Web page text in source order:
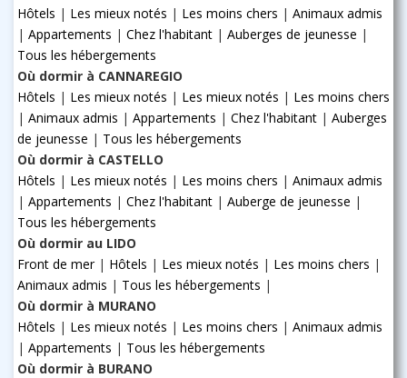
Hôtels | Les mieux notés | Les moins chers | Animaux admis
| Appartements | Chez l'habitant | Auberges de jeunesse |
Tous les hébergements
Où dormir à CANNAREGIO
Hôtels | Les mieux notés | Les mieux notés | Les moins chers
| Animaux admis | Appartements | Chez l'habitant | Auberges
de jeunesse | Tous les hébergements
Où dormir à CASTELLO
Hôtels | Les mieux notés | Les moins chers | Animaux admis
| Appartements | Chez l'habitant | Auberge de jeunesse |
Tous les hébergements
Où dormir au LIDO
Front de mer| Hôtels | Les mieux notés | Les moins chers |
Animaux admis | Tous les hébergements |
Où dormir à MURANO
Hôtels | Les mieux notés | Les moins chers | Animaux admis
| Appartements | Tous les hébergements
Où dormir à BURANO